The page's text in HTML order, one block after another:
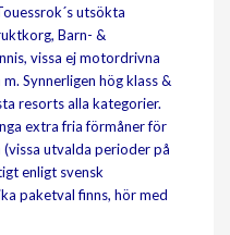
utsökta
Barn- &
vissa ej motordrivna
Synnerligen hög klass &
resorts alla kategorier.
extra fria förmåner för
utvalda perioder på
enligt svensk
paketval finns, hör med